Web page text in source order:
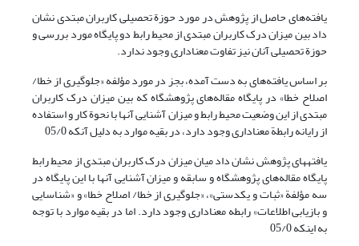
یافته‌های حاصل از پژوهش در مورد حوزة تحصیلی کاربران مبتدی نشان
داد بین میزان درک کاربران مبتدی از محیط رابط دو پایگاه مورد بررسی و
حوزة تحصیلی آنان نیز تفاوت معناداری وجود ندارد.
بر اساس یافته‌های به دست آمده، بجز در مورد مؤلفه «جلوگیری از خطا/
اصلاح خطا» در پایگاه مقاله‌های پژوهشگاه که بین میزان درک کاربران
مبتدی از این وضعیت محیط رابط و میزان آشنایی آنها با نحوة کار و استفاده
از رایانه رابطة معناداری وجود دارد، در بقیه موارد به دلیل آنکه 05/0
یافته‎های پژوهش نشان داد میان میزان درک کاربران مبتدی از محیط رابط
پایگاه مقاله‌های پژوهشگاه و سابقه و میزان آشنایی آنها با این پایگاه در
سه مؤلفة «ثبات و یکدستی»، «جلوگیری از خطا/ اصلاح خطا» و «شناسایی
و بازیابی اطلاعات» رابطه معناداری وجود دارد. اما در بقیه موارد با توجه
به اینکه 05/0